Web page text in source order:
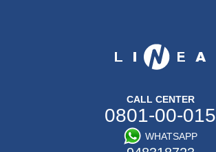
CALL CENTER
0801-00-015
WHATSAPP